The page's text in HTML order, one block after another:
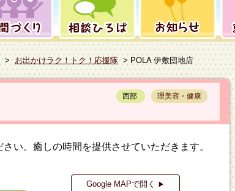
> お出かけラク！トク！応援隊 > POLA 伊敷団地店
西部 理美容・健康
い。癒しの時間を提供させていただきます。
Google MAPで開く ▶